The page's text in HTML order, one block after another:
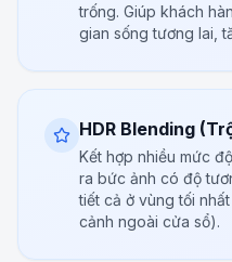
trống. Giúp khách
gian sống tương lai,
HDR Blending
Kết hợp nhiều mức
ra bức ảnh có độ
tiết cả ở vùng tối
cảnh ngoài cửa sổ).